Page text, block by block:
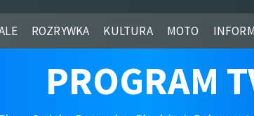
ROZRYWKA KULTURA MOTO
PROGRAM